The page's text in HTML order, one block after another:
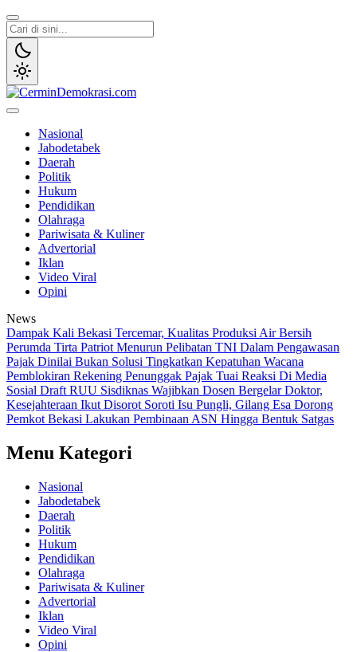
Lewati
ke
konten
Nasional
Jabodetabek
Daerah
Politik
Hukum
Pendidikan
Olahraga
Pariwisata & Kuliner
Advertorial
Iklan
Video Viral
Opini
News
Dampak Kali Bekasi Tercemar, Kualitas Produksi Air Bersih
Perumda Tirta Patriot Menurun Pelibatan TNI Dalam Pengawasan
Pajak Dinilai Bukan Solusi Tingkatkan Kepatuhan Wacana
Pemblokiran Rekening Penunggak Pajak Tuai Reaksi Di Media
Sosial Draft RUU Sisdiknas Wajibkan Dosen Bergelar Doktor,
Kesejahteraan Ikut Disorot Soroti Isu Pungli, Gilang Esa Dorong
Pemkot Bekasi Lakukan Pembinaan ASN Hingga Bentuk Satgas
Menu Kategori
Nasional
Jabodetabek
Daerah
Politik
Hukum
Pendidikan
Olahraga
Pariwisata & Kuliner
Advertorial
Iklan
Video Viral
Opini